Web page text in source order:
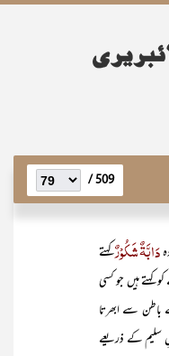
509 /
دَابَّۃٌ شَکُوْرٌکہتے
ہیں جو کسی
سے ابھرتا
کے ذریعے